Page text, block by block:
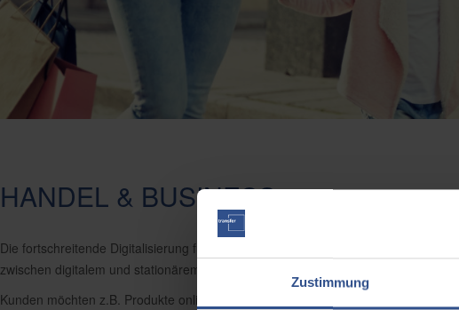
Zustimmung
HANDEL & BUSINESS
Die fortschreitende Digitalisierung führt dazu, dass sich auch Ansprüche von
zwischen digitalem und stationärem Handel verschwimmen.
Kunden möchten z.B. Produkte online aussuchen und diese in einer